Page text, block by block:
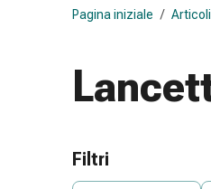
elastiche
le
di
fissaggio
Pagina iniziale /
Filtri